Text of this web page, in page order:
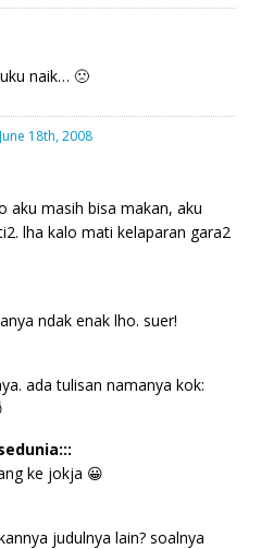
naik… 🙁
June 18th, 2008
aku masih bisa makan, aku
lha kalo mati kelaparan gara2
ndak enak lho. suer!
ada tulisan namanya kok:
ke jokja 😀
judulnya lain? soalnya